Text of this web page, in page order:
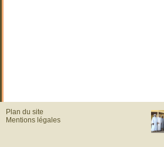
Plan du site
Mentions légales